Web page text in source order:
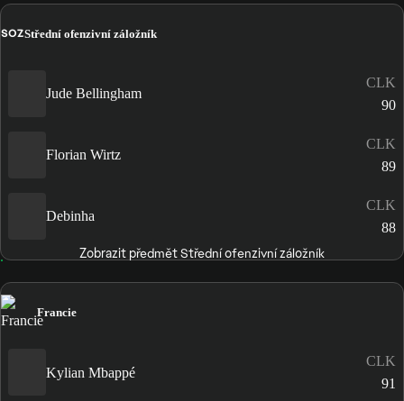
SOZStřední ofenzivní záložník
Jude Bellingham
CLK
90
Florian Wirtz
CLK
89
Debinha
CLK
88
Zobrazit předmět Střední ofenzivní záložník
Francie
Kylian Mbappé
CLK
91